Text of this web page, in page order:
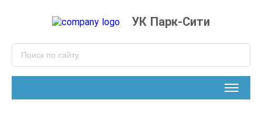
УК Парк-Сити